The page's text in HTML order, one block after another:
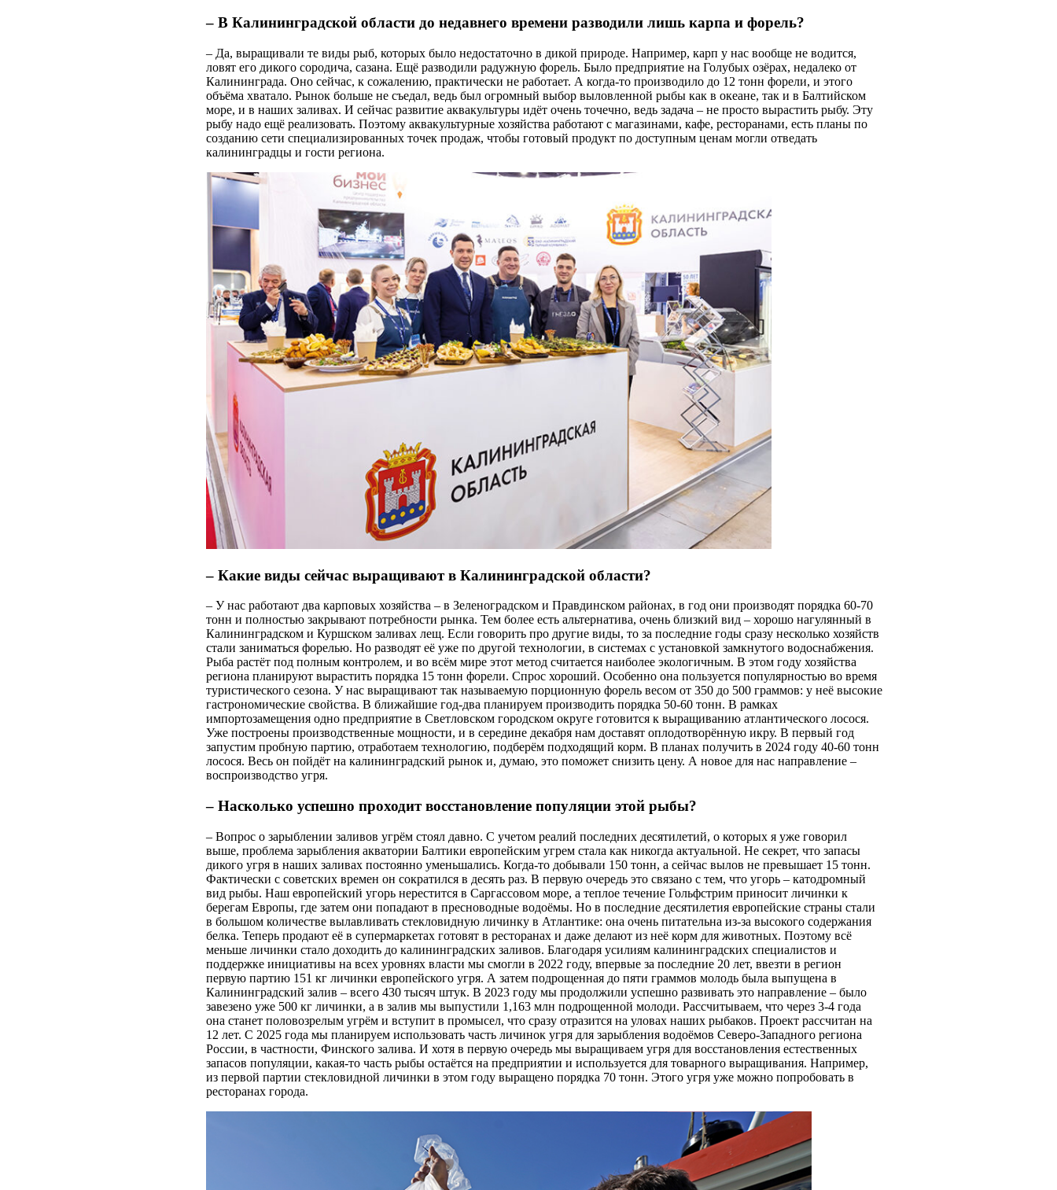
– В Калининградской области до недавнего времени разводили лишь карпа и форель?
– Да, выращивали те виды рыб, которых было недостаточно в дикой природе. Например, карп у нас вообще не водится,
ловят его дикого сородича, сазана. Ещё разводили радужную форель. Было предприятие на Голубых озёрах, недалеко от
Калининграда. Оно сейчас, к сожалению, практически не работает. А когда-то производило до 12 тонн форели, и этого
объёма хватало. Рынок больше не съедал, ведь был огромный выбор выловленной рыбы как в океане, так и в Балтийском
море, и в наших заливах. И сейчас развитие аквакультуры идёт очень точечно, ведь задача – не просто вырастить рыбу. Эту
рыбу надо ещё реализовать. Поэтому аквакультурные хозяйства работают с магазинами, кафе, ресторанами, есть планы по
созданию сети специализированных точек продаж, чтобы готовый продукт по доступным ценам могли отведать
калининградцы и гости региона.
– Какие виды сейчас выращивают в Калининградской области?
– У нас работают два карповых хозяйства – в Зеленоградском и Правдинском районах, в год они производят порядка 60-70
тонн и полностью закрывают потребности рынка. Тем более есть альтернатива, очень близкий вид – хорошо нагулянный в
Калининградском и Куршском заливах лещ. Если говорить про другие виды, то за последние годы сразу несколько хозяйств
стали заниматься форелью. Но разводят её уже по другой технологии, в системах с установкой замкнутого водоснабжения.
Рыба растёт под полным контролем, и во всём мире этот метод считается наиболее экологичным. В этом году хозяйства
региона планируют вырастить порядка 15 тонн форели. Спрос хороший. Особенно она пользуется популярностью во время
туристического сезона. У нас выращивают так называемую порционную форель весом от 350 до 500 граммов: у неё высокие
гастрономические свойства. В ближайшие год-два планируем производить порядка 50-60 тонн. В рамках
импортозамещения одно предприятие в Светловском городском округе готовится к выращиванию атлантического лосося.
Уже построены производственные мощности, и в середине декабря нам доставят оплодотворённую икру. В первый год
запустим пробную партию, отработаем технологию, подберём подходящий корм. В планах получить в 2024 году 40-60 тонн
лосося. Весь он пойдёт на калининградский рынок и, думаю, это поможет снизить цену. А новое для нас направление –
воспроизводство угря.
– Насколько успешно проходит восстановление популяции этой рыбы?
– Вопрос о зарыблении заливов угрём стоял давно. С учетом реалий последних десятилетий, о которых я уже говорил
выше, проблема зарыбления акватории Балтики европейским угрем стала как никогда актуальной. Не секрет, что запасы
дикого угря в наших заливах постоянно уменьшались. Когда-то добывали 150 тонн, а сейчас вылов не превышает 15 тонн.
Фактически с советских времен он сократился в десять раз. В первую очередь это связано с тем, что угорь – катодромный
вид рыбы. Наш европейский угорь нерестится в Саргассовом море, а теплое течение Гольфстрим приносит личинки к
берегам Европы, где затем они попадают в пресноводные водоёмы. Но в последние десятилетия европейские страны стали
в большом количестве вылавливать стекловидную личинку в Атлантике: она очень питательна из-за высокого содержания
белка. Теперь продают её в супермаркетах готовят в ресторанах и даже делают из неё корм для животных. Поэтому всё
меньше личинки стало доходить до калининградских заливов. Благодаря усилиям калининградских специалистов и
поддержке инициативы на всех уровнях власти мы смогли в 2022 году, впервые за последние 20 лет, ввезти в регион
первую партию 151 кг личинки европейского угря. А затем подрощенная до пяти граммов молодь была выпущена в
Калининградский залив – всего 430 тысяч штук. В 2023 году мы продолжили успешно развивать это направление – было
завезено уже 500 кг личинки, а в залив мы выпустили 1,163 млн подрощенной молоди. Рассчитываем, что через 3-4 года
она станет половозрелым угрём и вступит в промысел, что сразу отразится на уловах наших рыбаков. Проект рассчитан на
12 лет. С 2025 года мы планируем использовать часть личинок угря для зарыбления водоёмов Северо-Западного региона
России, в частности, Финского залива. И хотя в первую очередь мы выращиваем угря для восстановления естественных
запасов популяции, какая-то часть рыбы остаётся на предприятии и используется для товарного выращивания. Например,
из первой партии стекловидной личинки в этом году выращено порядка 70 тонн. Этого угря уже можно попробовать в
ресторанах города.